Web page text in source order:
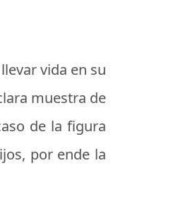
vida en su
muestra de
de la figura
por ende la